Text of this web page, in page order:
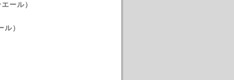
ール）
）